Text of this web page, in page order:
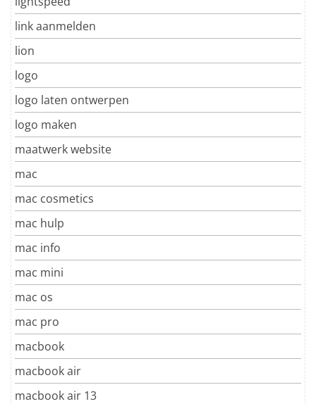
link aanmelden
lion
logo
logo laten ontwerpen
logo maken
maatwerk website
mac
mac cosmetics
mac hulp
mac info
mac mini
mac os
mac pro
macbook
macbook air
macbook air 13